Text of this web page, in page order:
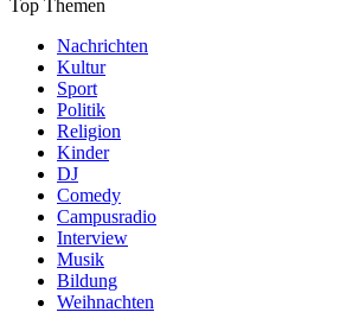
Top Themen
Nachrichten
Kultur
Sport
Politik
Religion
Kinder
DJ
Comedy
Campusradio
Interview
Musik
Bildung
Weihnachten